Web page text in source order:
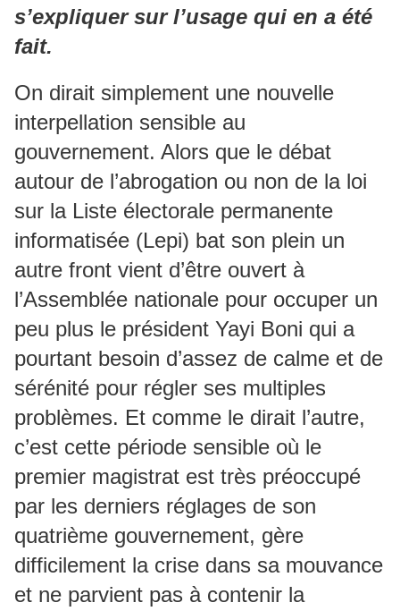
s’expliquer sur l’usage qui en a été
fait.
On dirait simplement une nouvelle
interpellation sensible au
gouvernement. Alors que le débat
autour de l’abrogation ou non de la loi
sur la Liste électorale permanente
informatisée (Lepi) bat son plein un
autre front vient d’être ouvert à
l’Assemblée nationale pour occuper un
peu plus le président Yayi Boni qui a
pourtant besoin d’assez de calme et de
sérénité pour régler ses multiples
problèmes. Et comme le dirait l’autre,
c’est cette période sensible où le
premier magistrat est très préoccupé
par les derniers réglages de son
quatrième gouvernement, gère
difficilement la crise dans sa mouvance
et ne parvient pas à contenir la